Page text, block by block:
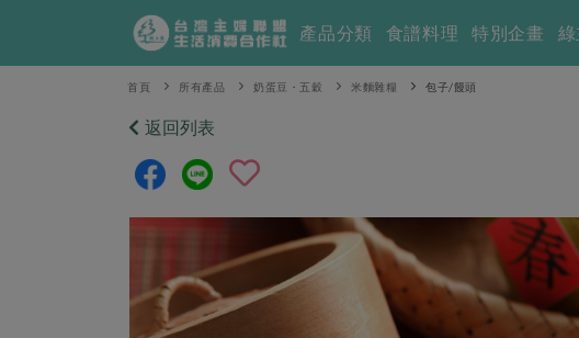
產品分類 食譜料理 特別企畫 綠
首頁 所有產品 奶蛋豆・五穀 米麵雜糧 包子/饅頭
返回列表